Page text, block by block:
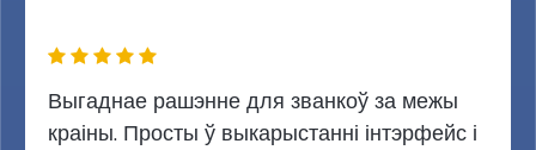
Выгаднае рашэнне для званкоў за межы
краіны. Просты ў выкарыстанні інтэрфейс і